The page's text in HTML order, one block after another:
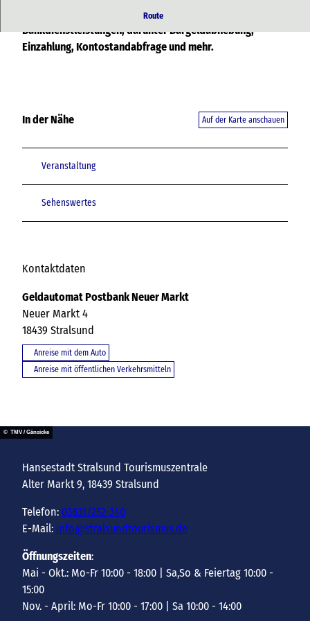
Route
Dieser Geldautomat bietet eine Vielzahl von
Bankdienstleistungen, darunter Bargeldabhebung,
Einzahlung, Kontostandabfrage und mehr.
In der Nähe Auf der Karte anschauen
Veranstaltung
Sehenswertes
Kontaktdaten
Geldautomat Postbank Neuer Markt
Neuer Markt 4
18439 Stralsund
Anreise mit dem Auto
Anreise mit öffentlichen Verkehrsmitteln
© TMV / Gänsicke
Hansestadt Stralsund Tourismuszentrale
Alter Markt 9, 18439 Stralsund
Telefon: 03831/252-340
E-Mail: info@stralsundtourismus.de
Öffnungszeiten:
Mai - Okt.: Mo-Fr 10:00 - 18:00 | Sa,So & Feiertag 10:00 -
15:00
Nov. - April: Mo-Fr 10:00 - 17:00 | Sa 10:00 - 14:00